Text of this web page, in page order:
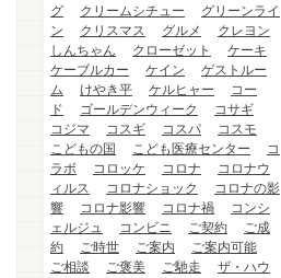
グ
クリームシチュー
グリーンライ
ン
クリスマス グルメ
クレヨン
しんちゃん
クローゼット
ケーキ
ケーブルカー
ケイン
ゲストルー
ム
けやき平 ケルヒャー
コー
ド
ゴールデンウィーク
コサギ
コジマ
コスギ コスパ
コスモ
こどもの国
こども医療センター
コ
ラボ
コロッケ コロナ
コロナウ
ィルス
コロナショック
コロナの影
響
コロナ影響 コロナ禍
コンシ
ェルジュ
コンビニ ご契約
ご成
約
ご時世 ご案内
ご案内可能
ご相談
ご褒美 ご馳走
ザ・ハウ